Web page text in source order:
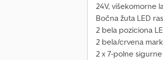
24V, višekomorne
Bočna žuta LED
2 bela poziciona
2 bela/crvena
2 x 7-polne